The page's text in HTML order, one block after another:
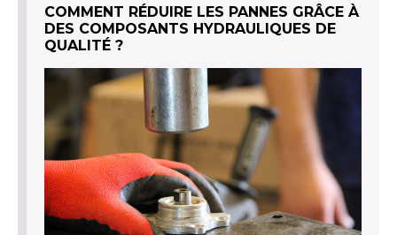
COMMENT RÉDUIRE LES PANNES GRÂCE À
DES COMPOSANTS HYDRAULIQUES DE
QUALITÉ ?